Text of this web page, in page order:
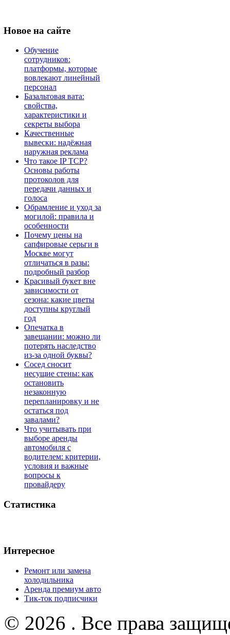
Новое на сайте
Обучение
сотрудников:
платформы, которые
вовлекают линейный
персонал
Базальтовая вата:
свойства,
характеристики и
секреты выбора
Качественные
вывески: надёжная
наружная реклама
Что такое IP TCP?
Основы работы
протоколов для
передачи данных и
голоса
Обрамление и уход за
могилой: правила и
особенности
Почему цены на
сапфировые серьги в
Москве могут
отличаться в разы:
подробный разбор
Красивый букет вне
зависимости от
сезона: какие цветы
доступны круглый
год
Опечатка в
завещании: можно ли
потерять наследство
из-за одной буквы?
Сосед сносит
несущие стены: как
остановить
незаконную
перепланировку и не
остаться под
завалами?
Что учитывать при
выборе аренды
автомобиля с
водителем: критерии,
условия и важные
вопросы к
провайдеру
Статистика
Интересное
Ремонт или замена
холодильника
Аренда премиум авто
Тик-ток подписчики
© 2026 . Все права